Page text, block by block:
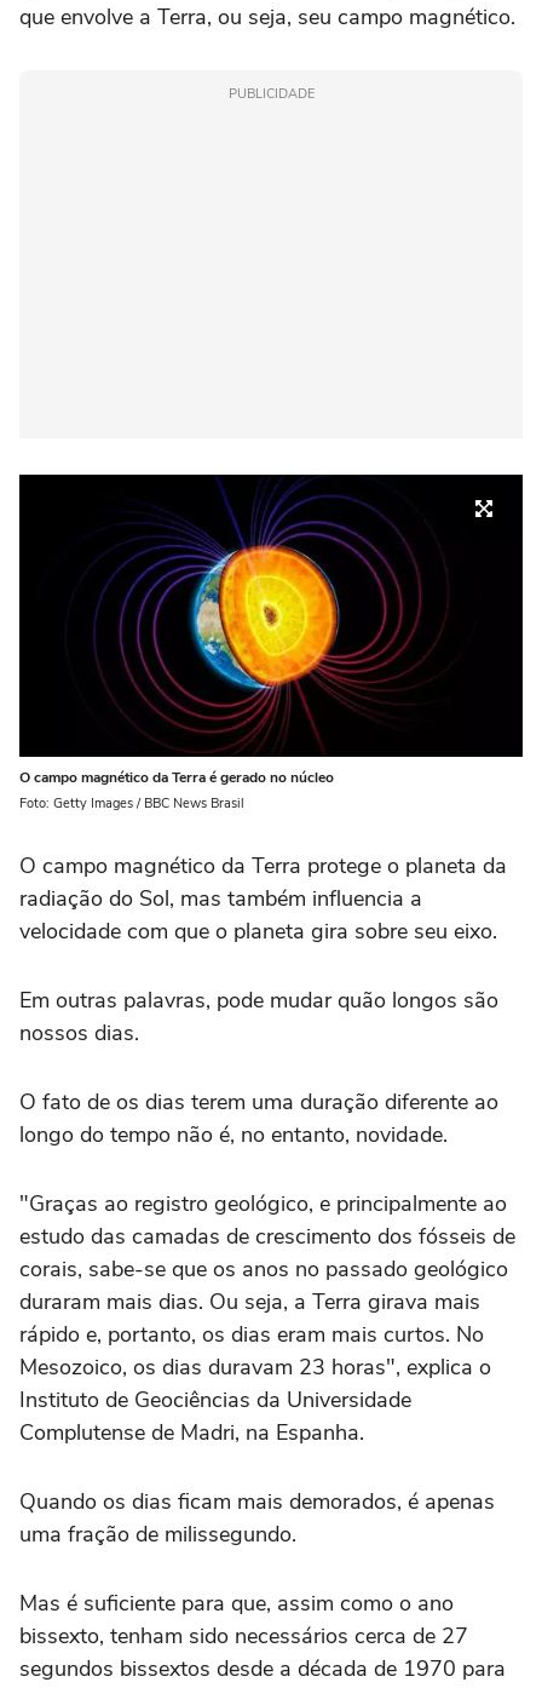
que envolve a Terra, ou seja, seu campo magnético.
PUBLICIDADE
O campo magnético da Terra é gerado no núcleo
Foto: Getty Images / BBC News Brasil
O campo magnético da Terra protege o planeta da
radiação do Sol, mas também influencia a
velocidade com que o planeta gira sobre seu eixo.
Em outras palavras, pode mudar quão longos são
nossos dias.
O fato de os dias terem uma duração diferente ao
longo do tempo não é, no entanto, novidade.
"Graças ao registro geológico, e principalmente ao
estudo das camadas de crescimento dos fósseis de
corais, sabe-se que os anos no passado geológico
duraram mais dias. Ou seja, a Terra girava mais
rápido e, portanto, os dias eram mais curtos. No
Mesozoico, os dias duravam 23 horas", explica o
Instituto de Geociências da Universidade
Complutense de Madri, na Espanha.
Quando os dias ficam mais demorados, é apenas
uma fração de milissegundo.
Mas é suficiente para que, assim como o ano
bissexto, tenham sido necessários cerca de 27
segundos bissextos desde a década de 1970 para